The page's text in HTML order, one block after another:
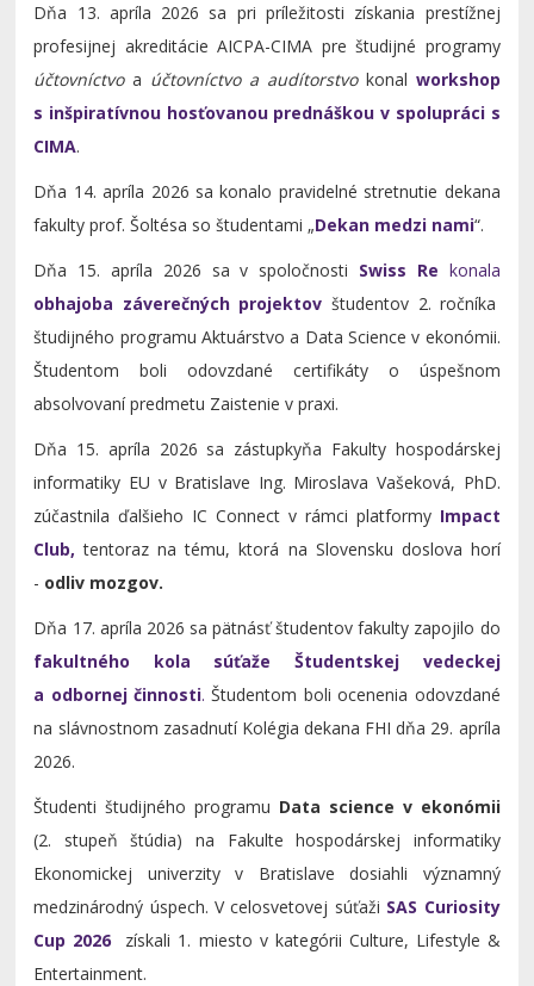
Dňa 13. apríla 2026 sa pri príležitosti získania prestížnej
profesijnej akreditácie AICPA-CIMA pre študijné programy
účtovníctvoa účtovníctvo a audítorstvokonal workshop
s inšpiratívnou hosťovanou prednáškou v spolupráci s
CIMA.
Dňa 14. apríla 2026 sa konalo pravidelné stretnutie dekana
fakulty prof. Šoltésa so študentami „Dekan medzi nami“.
Dňa 15. apríla 2026 sa v spoločnosti Swiss Re konala
obhajoba záverečných projektov študentov 2. ročníka
študijného programu Aktuárstvo a Data Science v ekonómii.
Študentom boli odovzdané certifikáty o úspešnom
absolvovaní predmetu Zaistenie v praxi.
Dňa 15. apríla 2026 sa zástupkyňa Fakulty hospodárskej
informatiky EU v Bratislave Ing. Miroslava Vašeková, PhD.
zúčastnila ďalšieho IC Connect v rámci platformy Impact
Club, tentoraz na tému, ktorá na Slovensku doslova horí
- odliv mozgov.
Dňa 17. apríla 2026 sa pätnásť študentov fakulty zapojilo do
fakultného kola súťaže Študentskej vedeckej
a odbornej činnosti. Študentom boli ocenenia odovzdané
na slávnostnom zasadnutí Kolégia dekana FHI dňa 29. apríla
2026.
Študenti študijného programu Data science v ekonómii
(2. stupeň štúdia) na Fakulte hospodárskej informatiky
Ekonomickej univerzity v Bratislave dosiahli významný
medzinárodný úspech. V celosvetovej súťaži SAS Curiosity
Cup 2026
získali 1. miesto v kategórii Culture, Lifestyle &
Entertainment.